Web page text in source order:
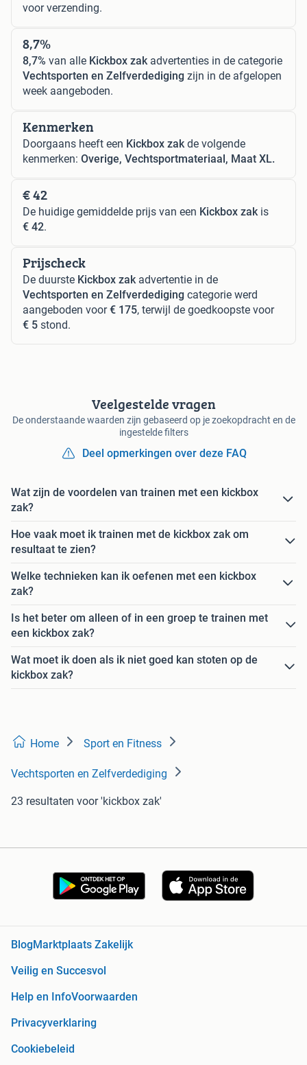
voor verzending.
8,7%
8,7% van alle Kickbox zak advertenties in de categorie
Vechtsporten en Zelfverdediging zijn in de afgelopen
week aangeboden.
Kenmerken
Doorgaans heeft een Kickbox zak de volgende
kenmerken: Overige, Vechtsportmateriaal, Maat XL.
€ 42
De huidige gemiddelde prijs van een Kickbox zak is
€ 42.
Prijscheck
De duurste Kickbox zak advertentie in de
Vechtsporten en Zelfverdediging categorie werd
aangeboden voor€ 175, terwijl de goedkoopste voor
€ 5 stond.
Veelgestelde vragen
De onderstaande waarden zijn gebaseerd op je zoekopdracht en de
ingestelde filters
Deel opmerkingen over deze FAQ
Wat zijn de voordelen van trainen met een kickbox
zak?
Hoe vaak moet ik trainen met de kickbox zak om
resultaat te zien?
Welke technieken kan ik oefenen met een kickbox
zak?
Is het beter om alleen of in een groep te trainen met
een kickbox zak?
Wat moet ik doen als ik niet goed kan stoten op de
kickbox zak?
Home Sport en Fitness
Vechtsporten en Zelfverdediging
23 resultaten voor 'kickbox zak'
BlogMarktplaats Zakelijk
Veilig en Succesvol
Help en InfoVoorwaarden
Privacyverklaring
Cookiebeleid